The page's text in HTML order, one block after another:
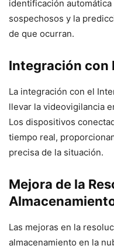
identificación
sospechosos y la
de que ocurran.
Integración con
La integración con el
llevar la videovigilancia
Los dispositivos
tiempo real,
precisa de la situación.
Mejora de la
Las mejoras en la
almacenamiento en la